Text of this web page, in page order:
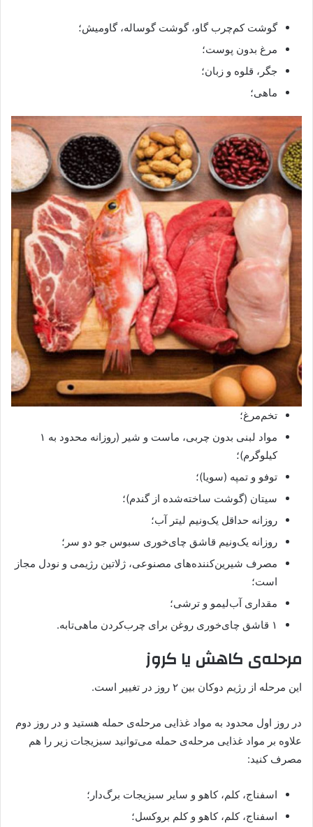
گوشت کم‌چرب گاو، گوشت گوساله، گاومیش؛
مرغ بدون پوست؛
جگر، قلوه و زبان؛
ماهی؛
تخم‌مرغ؛
مواد لبنی بدون چربی، ماست و شیر (روزانه محدود به ۱
کیلوگرم)؛
توفو و تمپه (سویا)؛
سیتان (گوشت ساخته‌شده از گندم)؛
روزانه حداقل یک‌و‌نیم لیتر آب؛
روزانه یک‌ونیم قاشق چای‌خوری سبوس جو دو سر؛
مصرف شیرین‌کننده‌های مصنوعی، ژلاتین رژیمی و نودل مجاز
است؛
مقداری آب‌لیمو و ترشی؛
۱ قاشق چای‌خوری روغن برای چرب‌کردن ماهی‌تابه.
مرحله‌ی کاهش یا کروز
این مرحله از رژیم دوکان بین ۲ روز در تغییر است.
در روز اول محدود به مواد غذایی مرحله‌ی حمله هستید و در روز دوم
علاوه بر مواد غذایی مرحله‌ی حمله می‌توانید سبزیجات زیر را هم
مصرف کنید:
اسفناج، کلم، کاهو و سایر سبزیجات برگ‌دار؛
اسفناج، کلم، کاهو و کلم بروکسل؛